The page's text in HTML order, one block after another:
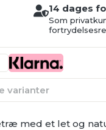
14 dages
Som
varianter
med et let og